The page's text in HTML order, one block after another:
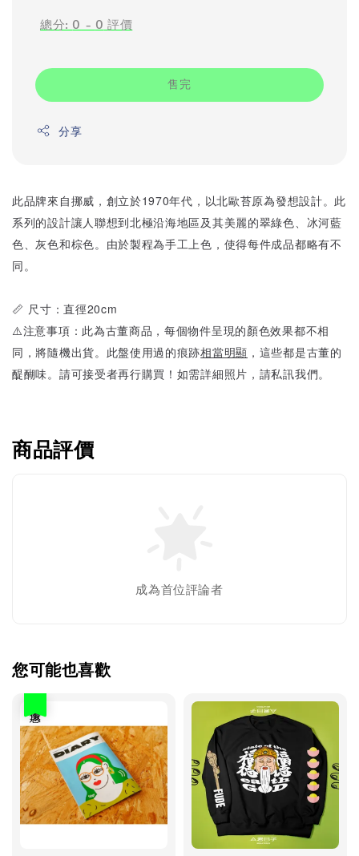
總分: 0 - 0 評價
售完
分享
此品牌來自挪威，創立於1970年代，以北歐苔原為發想設計。此
系列的設計讓人聯想到北極沿海地區及其美麗的翠綠色、冰河藍
色、灰色和棕色。由於製程為手工上色，使得每件成品都略有不
同。
📏 尺寸：直徑20cm
⚠️注意事項：此為古董商品，每個物件呈現的顏色效果都不相
同，將隨機出貨。此盤使用過的痕跡相當明顯 ，這些都是古董的
醍醐味。請可接受者再行購買！如需詳細照片，請私訊我們。
商品評價
成為首位評論者
您可能也喜歡